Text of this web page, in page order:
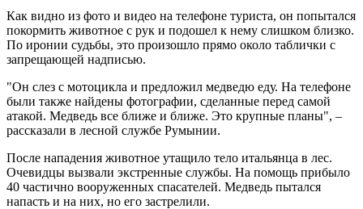
Как видно из фото и видео на телефоне туриста, он попытался
покормить животное с рук и подошел к нему слишком близко.
По иронии судьбы, это произошло прямо около таблички с
запрещающей надписью.
"Он слез с мотоцикла и предложил медведю еду. На телефоне
были также найдены фотографии, сделанные перед самой
атакой. Медведь все ближе и ближе. Это крупные планы", –
рассказали в лесной службе Румынии.
После нападения животное утащило тело итальянца в лес.
Очевидцы вызвали экстренные службы. На помощь прибыло
40 частично вооруженных спасателей. Медведь пытался
напасть и на них, но его застрелили.